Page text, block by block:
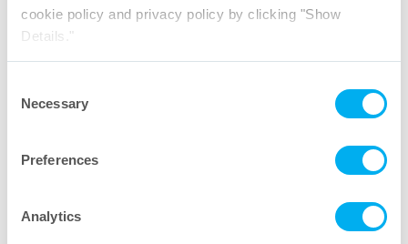
cookie policy and privacy policy by clicking "Show
Details."
Selection
Necessary
Preferences
Analytics